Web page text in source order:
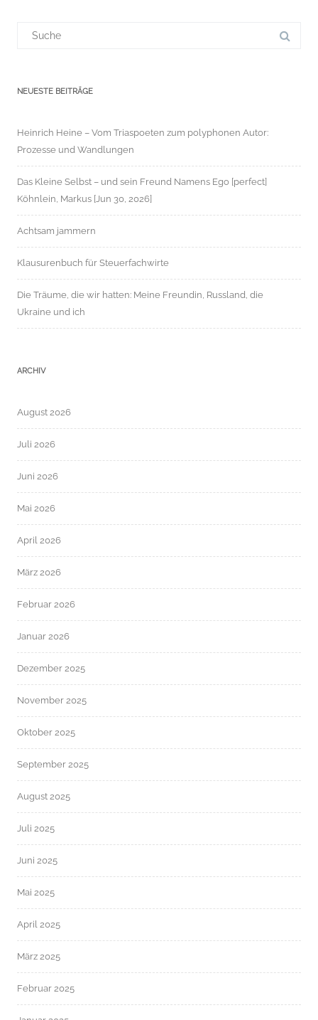
NEUESTE BEITRÄGE
Heinrich Heine – Vom Triaspoeten zum polyphonen Autor:
Prozesse und Wandlungen
Das Kleine Selbst – und sein Freund Namens Ego [perfect]
Köhnlein, Markus [Jun 30, 2026]
Achtsam jammern
Klausurenbuch für Steuerfachwirte
Die Träume, die wir hatten: Meine Freundin, Russland, die
Ukraine und ich
ARCHIV
August 2026
Juli 2026
Juni 2026
Mai 2026
April 2026
März 2026
Februar 2026
Januar 2026
Dezember 2025
November 2025
Oktober 2025
September 2025
August 2025
Juli 2025
Juni 2025
Mai 2025
April 2025
März 2025
Februar 2025